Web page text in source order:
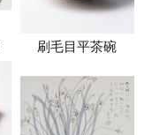
刷毛目平茶碗